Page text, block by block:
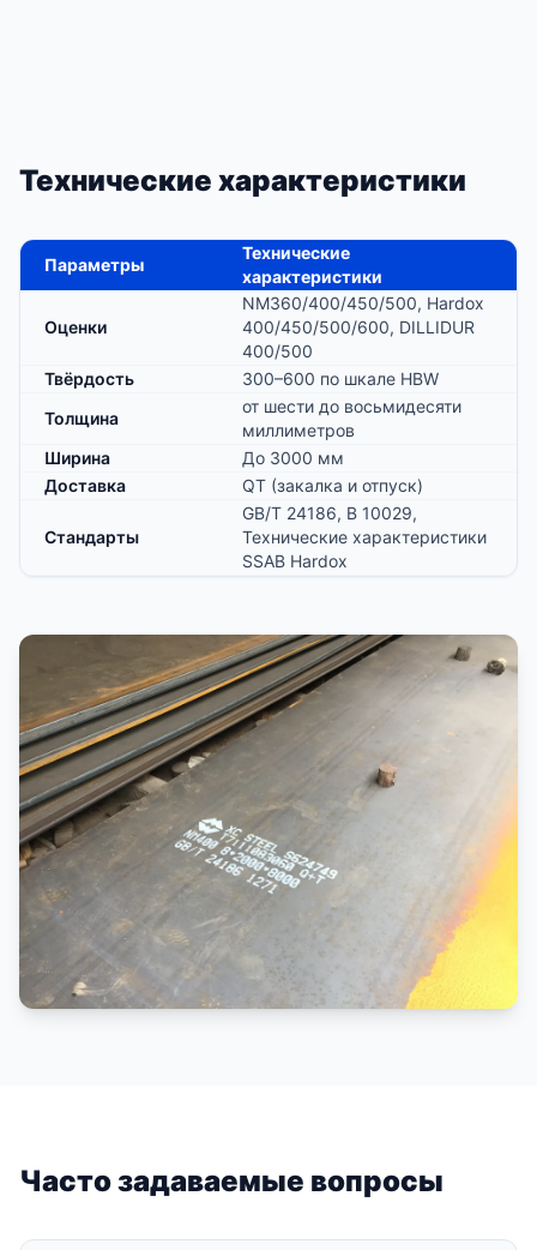
Технические характеристики
Параметры
Технические
характеристики
Оценки
NM360/400/450/500, Hardox
400/450/500/600, DILLIDUR
400/500
Твёрдость
300–600 по шкале HBW
Толщина
от шести до восьмидесяти
миллиметров
Ширина
До 3000 мм
Доставка
QT (закалка и отпуск)
Стандарты
GB/T 24186, В 10029,
Технические характеристики
SSAB Hardox
Часто задаваемые вопросы